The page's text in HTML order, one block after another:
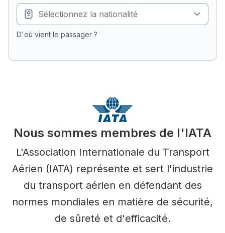
D'où vient le passager ?
Nous sommes membres de l'IATA
L'Association Internationale du Transport
Aérien (IATA) représente et sert l'industrie
du transport aérien en défendant des
normes mondiales en matière de sécurité,
de sûreté et d'efficacité.